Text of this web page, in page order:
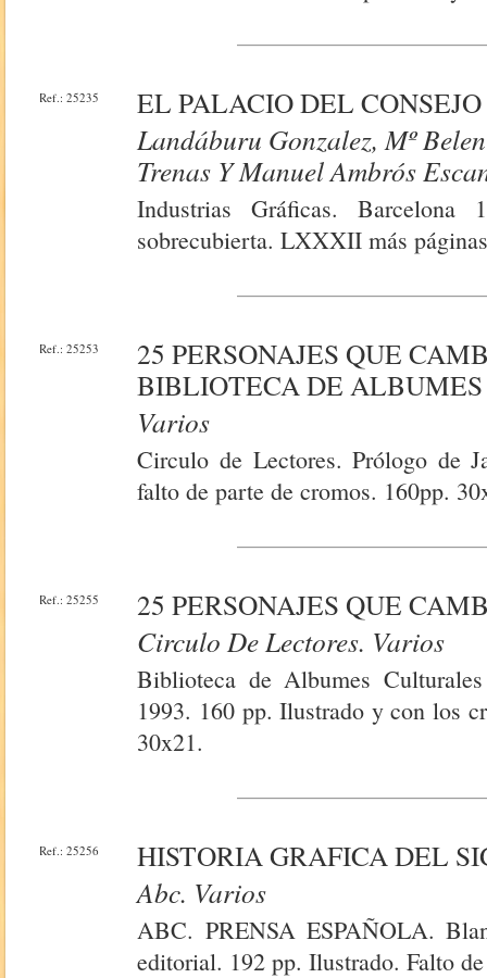
Ref.: 25235
EL PALACIO DEL
Landáburu Gonzalez, Mº
Trenas Y Manuel Ambrós
Industrias Gráficas.
sobrecubierta. LXXXII más
Ref.: 25253
25 PERSONAJES QUE
BIBLIOTECA DE
Varios
Circulo de Lectores. Prólogo de
falto de parte de cromos. 160pp.
Ref.: 25255
25 PERSONAJES QUE
Circulo De Lectores. Varios
Biblioteca de Albumes
1993. 160 pp. Ilustrado y con los
30x21.
Ref.: 25256
HISTORIA GRAFICA DEL
Abc. Varios
ABC. PRENSA ESPAÑOLA.
editorial. 192 pp. Ilustrado. Falto